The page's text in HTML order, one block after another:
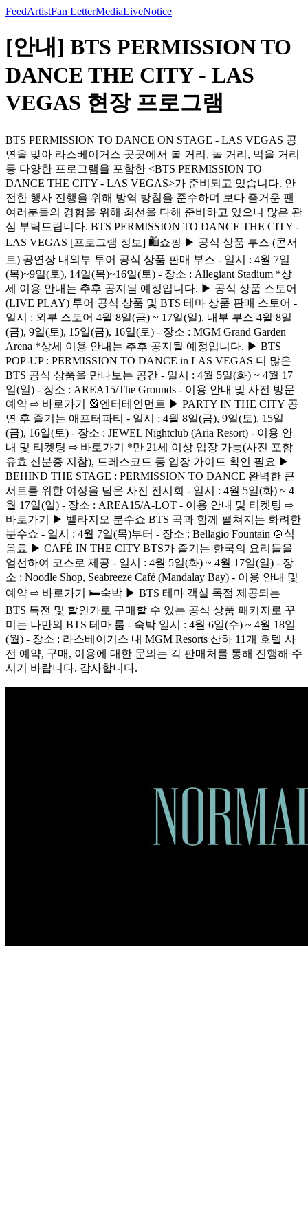
FeedArtistFan LetterMediaLiveNotice
[안내] BTS PERMISSION TO
DANCE THE CITY - LAS
VEGAS 현장 프로그램
BTS PERMISSION TO DANCE ON STAGE - LAS VEGAS 공
연을 맞아 라스베이거스 곳곳에서 볼 거리, 놀 거리, 먹을 거리
등 다양한 프로그램을 포함한 <BTS PERMISSION TO
DANCE THE CITY - LAS VEGAS>가 준비되고 있습니다. 안
전한 행사 진행을 위해 방역 방침을 준수하며 보다 즐거운 팬
여러분들의 경험을 위해 최선을 다해 준비하고 있으니 많은 관
심 부탁드립니다. BTS PERMISSION TO DANCE THE CITY -
LAS VEGAS [프로그램 정보] 🛍쇼핑 ▶ 공식 상품 부스 (콘서
트) 공연장 내외부 투어 공식 상품 판매 부스 - 일시 : 4월 7일
(목)~9일(토), 14일(목)~16일(토) - 장소 : Allegiant Stadium *상
세 이용 안내는 추후 공지될 예정입니다. ▶ 공식 상품 스토어
(LIVE PLAY) 투어 공식 상품 및 BTS 테마 상품 판매 스토어 -
일시 : 외부 스토어 4월 8일(금) ~ 17일(일), 내부 부스 4월 8일
(금), 9일(토), 15일(금), 16일(토) - 장소 : MGM Grand Garden
Arena *상세 이용 안내는 추후 공지될 예정입니다. ▶ BTS
POP-UP : PERMISSION TO DANCE in LAS VEGAS 더 많은
BTS 공식 상품을 만나보는 공간 - 일시 : 4월 5일(화) ~ 4월 17
일(일) - 장소 : AREA15/The Grounds - 이용 안내 및 사전 방문
예약 ⇨ 바로가기 🎡엔터테인먼트 ▶ PARTY IN THE CITY 공
연 후 즐기는 애프터파티 - 일시 : 4월 8일(금), 9일(토), 15일
(금), 16일(토) - 장소 : JEWEL Nightclub (Aria Resort) - 이용 안
내 및 티켓팅 ⇨ 바로가기 *만 21세 이상 입장 가능(사진 포함
유효 신분증 지참), 드레스코드 등 입장 가이드 확인 필요 ▶
BEHIND THE STAGE : PERMISSION TO DANCE 완벽한 콘
서트를 위한 여정을 담은 사진 전시회 - 일시 : 4월 5일(화) ~ 4
월 17일(일) - 장소 : AREA15/A-LOT - 이용 안내 및 티켓팅 ⇨
바로가기 ▶ 벨라지오 분수쇼 BTS 곡과 함께 펼쳐지는 화려한
분수쇼 - 일시 : 4월 7일(목)부터 - 장소 : Bellagio Fountain 🍲식
음료 ▶ CAFÉ IN THE CITY BTS가 즐기는 한국의 요리들을
엄선하여 코스로 제공 - 일시 : 4월 5일(화) ~ 4월 17일(일) - 장
소 : Noodle Shop, Seabreeze Café (Mandalay Bay) - 이용 안내 및
예약 ⇨ 바로가기 🛏숙박 ▶ BTS 테마 객실 독점 제공되는
BTS 특전 및 할인가로 구매할 수 있는 공식 상품 패키지로 꾸
미는 나만의 BTS 테마 룸 - 숙박 일시 : 4월 6일(수) ~ 4월 18일
(월) - 장소 : 라스베이거스 내 MGM Resorts 산하 11개 호텔 사
전 예약, 구매, 이용에 대한 문의는 각 판매처를 통해 진행해 주
시기 바랍니다. 감사합니다.